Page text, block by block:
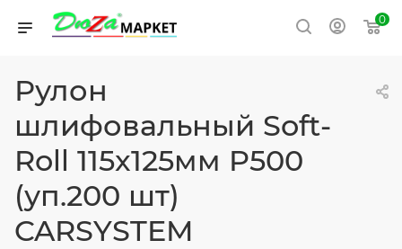
0
Рулон
шлифовальный Soft-
Roll 115x125мм P500
(уп.200 шт)
CARSYSTEM